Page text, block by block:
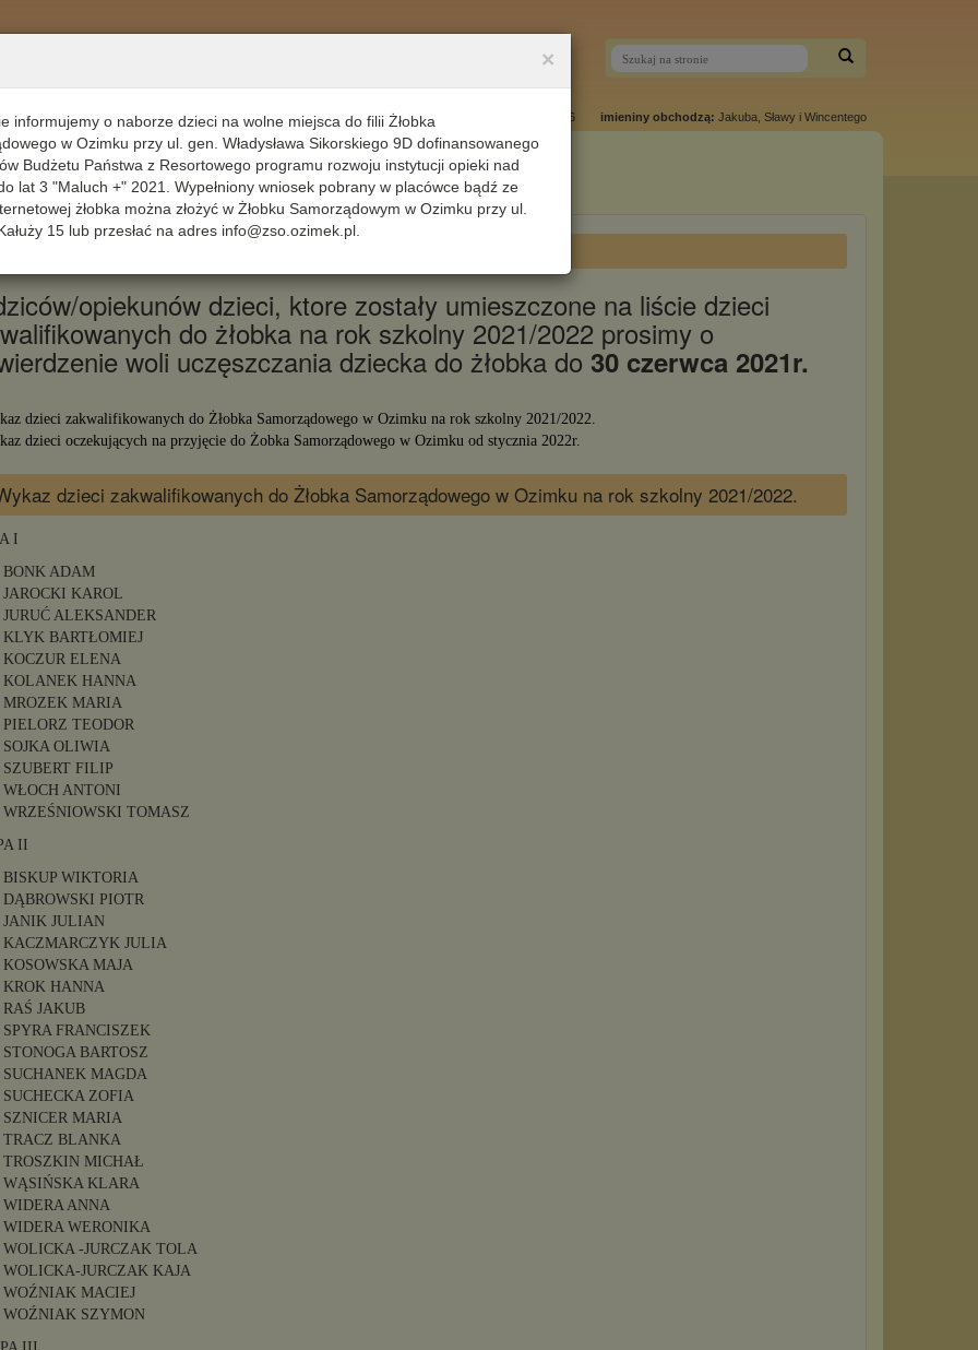
06/08/2026 imieniny obchodzą: Jakuba, Sławy i Wincentego
DLA RODZICÓW WYNIKI REKRUTACJI NA ROK SZKOLNY 2021/2022
opiekunów dzieci, ktore zostały umieszczone na liście dzieci
do żłobka na rok szkolny 2021/2022 prosimy o
woli uczęszczania dziecka do żłobka do 30 czerwca 2021r.
dzieci zakwalifikowanych do Żłobka Samorządowego w Ozimku na rok szkolny 2021/2022.
dzieci oczekujących na przyjęcie do Żobka Samorządowego w Ozimku od stycznia 2022r.
dzieci zakwalifikowanych do Żłobka Samorządowego w Ozimku na rok szkolny 2021/2022.
I
BONK ADAM
JAROCKI KAROL
JURUĆ ALEKSANDER
KLYK BARTŁOMIEJ
KOCZUR ELENA
KOLANEK HANNA
MROZEK MARIA
PIELORZ TEODOR
SOJKA OLIWIA
SZUBERT FILIP
WŁOCH ANTONI
WRZEŚNIOWSKI TOMASZ
II
BISKUP WIKTORIA
DĄBROWSKI PIOTR
JANIK JULIAN
KACZMARCZYK JULIA
KOSOWSKA MAJA
KROK HANNA
RAŚ JAKUB
SPYRA FRANCISZEK
STONOGA BARTOSZ
SUCHANEK MAGDA
SUCHECKA ZOFIA
SZNICER MARIA
TRACZ BLANKA
TROSZKIN MICHAŁ
WĄSIŃSKA KLARA
WIDERA ANNA
WIDERA WERONIKA
WOLICKA -JURCZAK TOLA
WOLICKA-JURCZAK KAJA
WOŹNIAK MACIEJ
WOŹNIAK SZYMON
×
informujemy o naborze dzieci na wolne miejsca do filii Żłobka
w Ozimku przy ul. gen. Władysława Sikorskiego 9D dofinansowanego
Budżetu Państwa z Resortowego programu rozwoju instytucji opieki nad
lat 3 "Maluch +" 2021. Wypełniony wniosek pobrany w placówce bądź ze
żłobka można złożyć w Żłobku Samorządowym w Ozimku przy ul.
15 lub przesłać na adres info@zso.ozimek.pl.